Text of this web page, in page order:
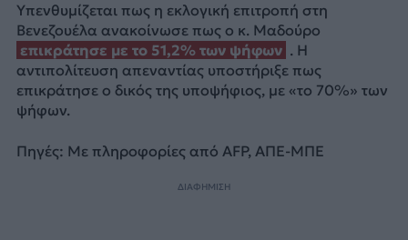
Υπενθυμίζεται πως η εκλογική επιτροπή στη
Βενεζουέλα ανακοίνωσε πως ο κ. Μαδούρο
επικράτησε με το 51,2% των ψήφων . Η
αντιπολίτευση απεναντίας υποστήριξε πως
επικράτησε ο δικός της υποψήφιος, με «το 70%» των
ψήφων.
Πηγές: Με πληροφορίες από AFP, ΑΠΕ-ΜΠΕ
ΔΙΑΦΗΜΙΣΗ